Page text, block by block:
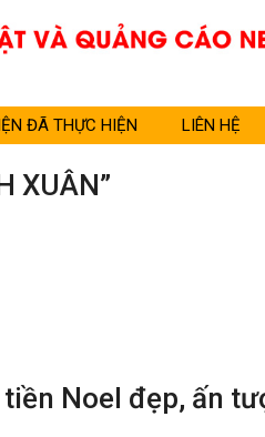
ĐÃ THỰC HIỆN LIÊN HỆ
XUÂN”
Noel đẹp, ấn